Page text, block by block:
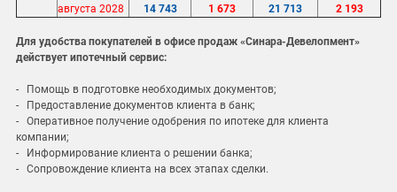
августа 2028
14 743 1 673 21 713 2 193
Для удобства покупателей в офисе продаж «Синара-Девелопмент»
действует ипотечный сервис:
- Помощь в подготовке необходимых документов;
- Предоставление документов клиента в банк;
- Оперативное получение одобрения по ипотеке для клиента
компании;
- Информирование клиента о решении банка;
- Сопровождение клиента на всех этапах сделки.